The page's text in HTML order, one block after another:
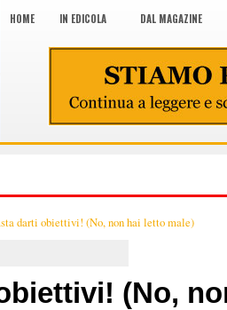
HOME IN EDICOLA DAL MAGAZINE
darti obiettivi! (No, non hai letto male)
(No,